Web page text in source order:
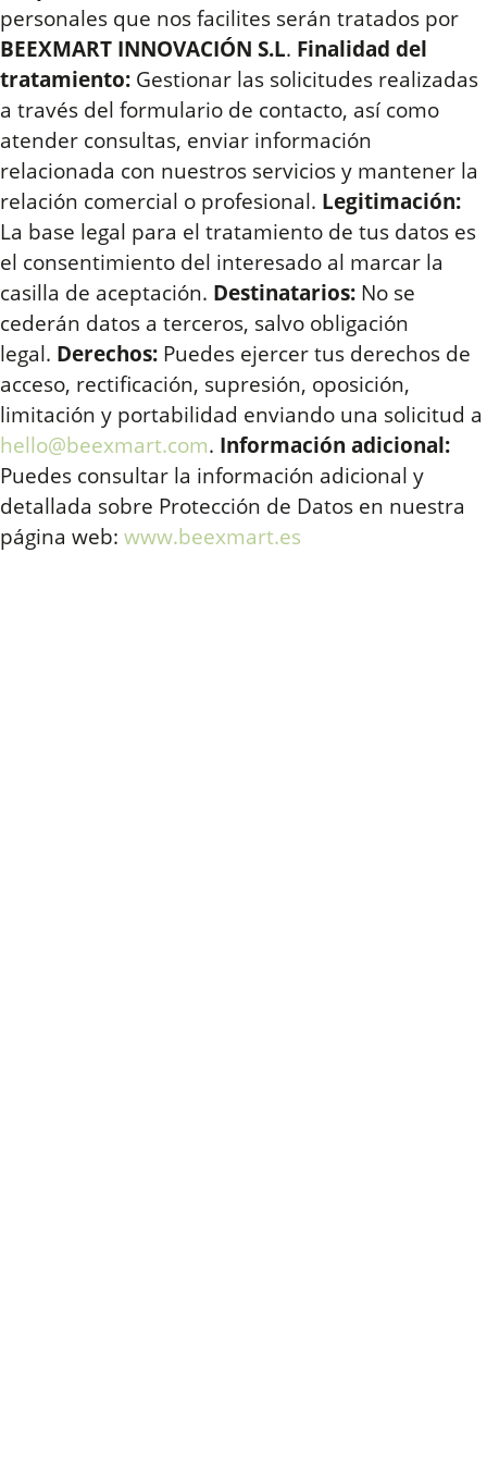
personales que nos facilites serán tratados por
BEEXMART INNOVACIÓN S.L. Finalidad del
tratamiento: Gestionar las solicitudes realizadas
a través del formulario de contacto, así como
atender consultas, enviar información
relacionada con nuestros servicios y mantener la
relación comercial o profesional. Legitimación:
La base legal para el tratamiento de tus datos es
el consentimiento del interesado al marcar la
casilla de aceptación. Destinatarios: No se
cederán datos a terceros, salvo obligación
legal. Derechos: Puedes ejercer tus derechos de
acceso, rectificación, supresión, oposición,
limitación y portabilidad enviando una solicitud a
hello@beexmart.com. Información adicional:
Puedes consultar la información adicional y
detallada sobre Protección de Datos en nuestra
página web: www.beexmart.es